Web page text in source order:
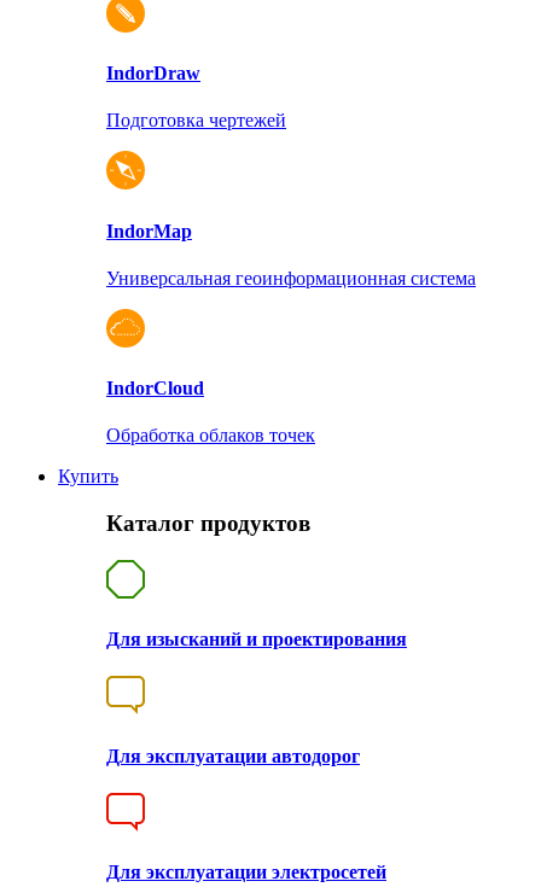
IndorDraw
Подготовка чертежей
IndorMap
Универсальная геоинформационная система
IndorCloud
Обработка облаков точек
Купить
Каталог продуктов
Для изысканий и проектирования
Для эксплуатации автодорог
Для эксплуатации электросетей